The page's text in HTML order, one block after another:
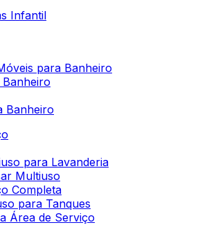
Infantil
para Banheiro
Banheiro
para Lavanderia
Multiuso
Completa
para Tanques
Área de Serviço